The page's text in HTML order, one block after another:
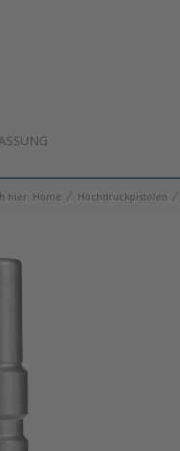
hier: Home ⁄ Hochdruckpistolen ⁄